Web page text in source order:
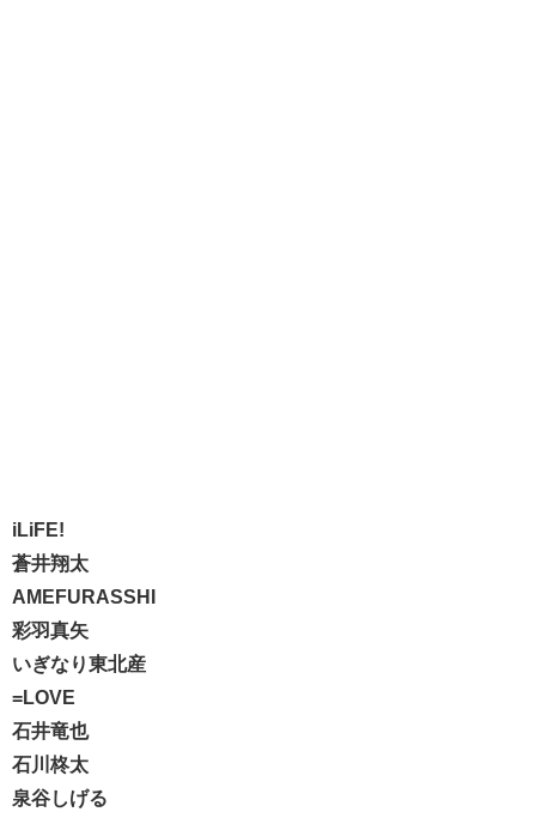
iLiFE!
蒼井翔太
AMEFURASSHI
彩羽真矢
いぎなり東北産
=LOVE
石井竜也
石川柊太
泉谷しげる